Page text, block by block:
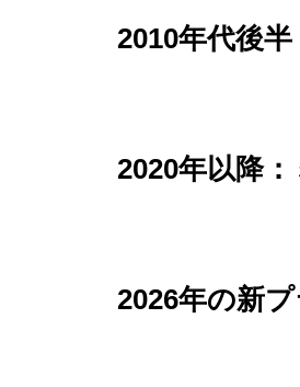
2010年代後
2020年以降
2026年の新